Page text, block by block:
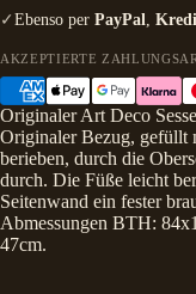
✓ Ebenso per PayPal
AKZEPTIERTE
Originaler Art Deco
Originaler Bezug, gefüllt
berieben, durch die
durch. Die Füße leicht
Seitenwand ein fester
Abmessungen BTH:
47cm.